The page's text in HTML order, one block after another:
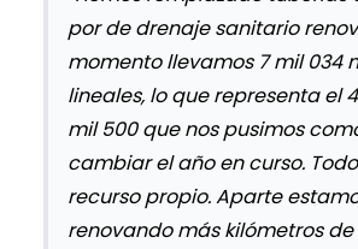
por de drenaje sanitario
momento llevamos 7 mil 034
lineales, lo que representa el
mil 500 que nos pusimos
cambiar el año en curso.
recurso propio. Aparte
renovando más kilómetros